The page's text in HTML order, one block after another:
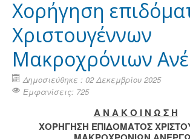
Χορήγηση
Χριστουγέννων
Μακροχρόνιων
Δημοσιεύθηκε : 02 Δεκεμβρίου 2025
Εμφανίσεις: 725
Α Ν Α Κ Ο Ι Ν Ω Σ Η
ΧΟΡΗΓΗΣΗ ΕΠΙΔΟΜΑΤΟΣ